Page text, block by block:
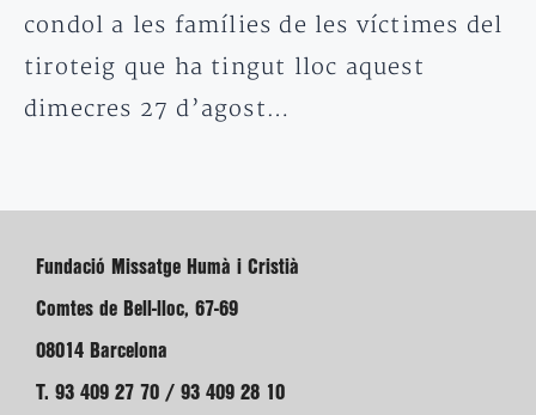
condol a les famílies de les víctimes del
tiroteig que ha tingut lloc aquest
dimecres 27 d’agost…
Fundació Missatge Humà i Cristià
Comtes de Bell-lloc, 67-69
08014 Barcelona
T. 93 409 27 70 / 93 409 28 10